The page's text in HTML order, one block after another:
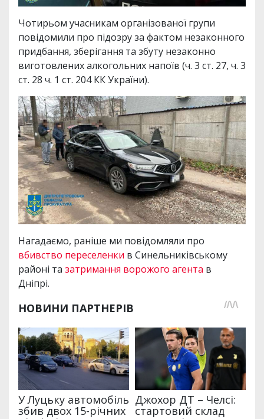
Чотирьом учасникам організованої групи
повідомили про підозру за фактом незаконного
придбання, зберігання та збуту незаконно
виготовлених алкогольних напоїв (ч. 3 ст. 27, ч. 3
ст. 28 ч. 1 ст. 204 КК України).
Нагадаємо, раніше ми повідомляли про
вбивство переселенки в Синельниківському
районі та затримання ворожого агента в
Дніпрі.